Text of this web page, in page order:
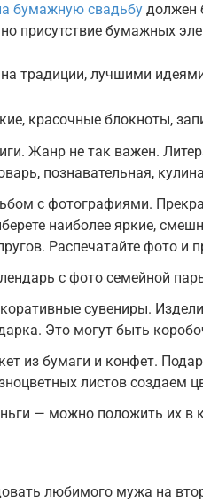
бумажную свадьбу должен
присутствие бумажных
традиции, лучшими
красочные блокноты,
Жанр не так важен.
познавательная,
с фотографиями.
наиболее яркие,
Распечатайте фото и
с фото семейной
сувениры.
Это могут быть
из бумаги и конфет.
листов создаем
— можно положить их в
любимого мужа на